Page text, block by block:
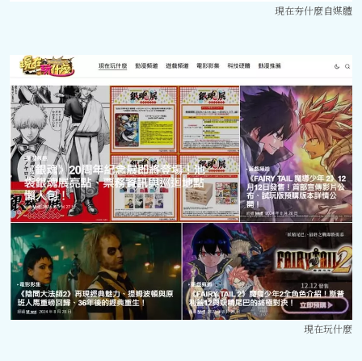
現在夯什麼自媒體
現在玩什麼